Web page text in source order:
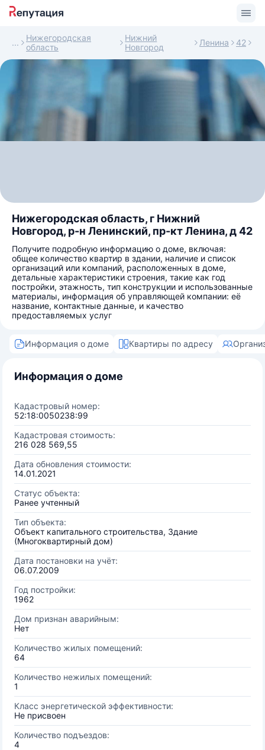
Нижегородская
область
Нижний
Новгород
Ленина 42
Нижегородская область, г Нижний
Новгород, р-н Ленинский, пр-кт Ленина, д 42
Получите подробную информацию о доме, включая:
общее количество квартир в здании, наличие и список
организаций или компаний, расположенных в доме,
детальные характеристики строения, такие как год
постройки, этажность, тип конструкции и использованные
материалы, информация об управляющей компании: её
название, контактные данные, и качество
предоставляемых услуг
Информация о доме Квартиры по адресу
Информация о доме
Кадастровый номер:
52:18:0050238:99
Кадастровая стоимость:
216 028 569,55
Дата обновления стоимости:
14.01.2021
Статус объекта:
Ранее учтенный
Тип объекта:
Объект капитального строительства, Здание
(Многоквартирный дом)
Дата постановки на учёт:
06.07.2009
Год постройки:
1962
Дом признан аварийным:
Нет
Количество жилых помещений:
64
Количество нежилых помещений:
1
Класс энергетической эффективности:
Не присвоен
Количество подъездов:
4